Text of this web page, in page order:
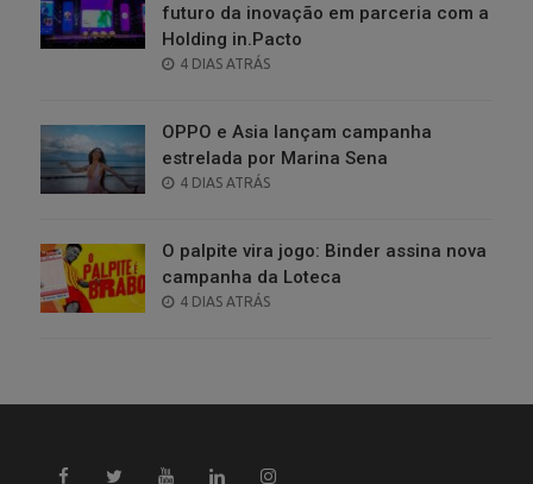
futuro da inovação em parceria com a
Holding in.Pacto
POSTED
4 DIAS ATRÁS
OPPO e Asia lançam campanha
estrelada por Marina Sena
POSTED
4 DIAS ATRÁS
O palpite vira jogo: Binder assina nova
campanha da Loteca
POSTED
4 DIAS ATRÁS